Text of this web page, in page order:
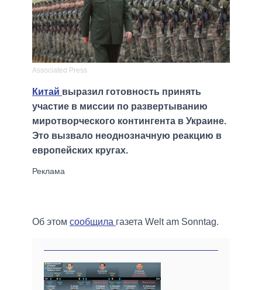
Associated Press
Китай выразил готовность принять
участие в миссии по развертыванию
миротворческого контингента в Украине.
Это вызвало неоднозначную реакцию в
европейских кругах.
Об этом сообщила газета Welt am Sonntag.